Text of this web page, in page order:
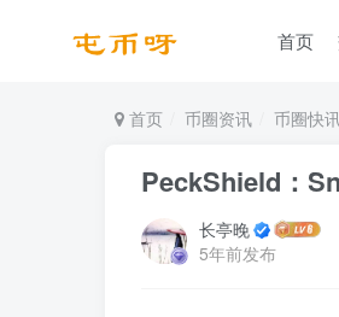
首页
首页 币圈资讯 币圈快
PeckShield：
长亭晚
5年前发布